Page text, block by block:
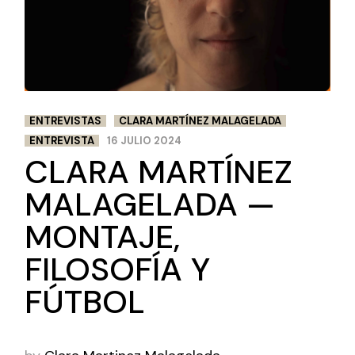
ENTREVISTAS
CLARA MARTÍNEZ MALAGELADA
ENTREVISTA
16 JULIO 2024
CLARA MARTÍNEZ
MALAGELADA —
MONTAJE,
FILOSOFÍA Y
FÚTBOL